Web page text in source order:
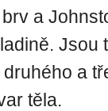
a
Jsou
a
těla.